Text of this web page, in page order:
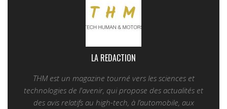
LA REDACTION
THM est un magazine tourné vers les sciences et
technologies de l'avenir, qui propose des actualités et
des avis relatifs au high-tech, à l’automobile, aux